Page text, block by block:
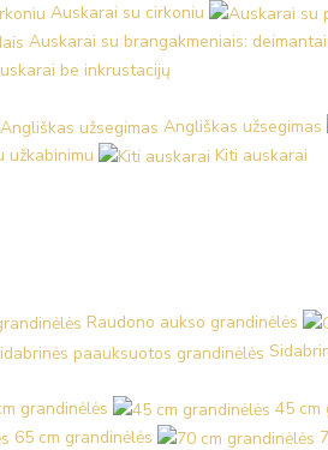
Auskarai su cirkoniu
Auskarai su brangakmeniais:
be inkrustacijų
Angliškas užsegimas
užkabinimu Kiti auskarai
Raudono aukso grandinėlės
grandinėlės 45 cm
65 cm grandinėlės